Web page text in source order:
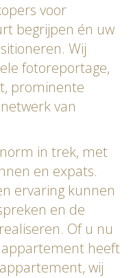
voor
begrijpen én uw
Wij
fotoreportage,
prominente
van
in trek, met
en expats.
ervaring kunnen
en de
Of u nu
heeft
wij